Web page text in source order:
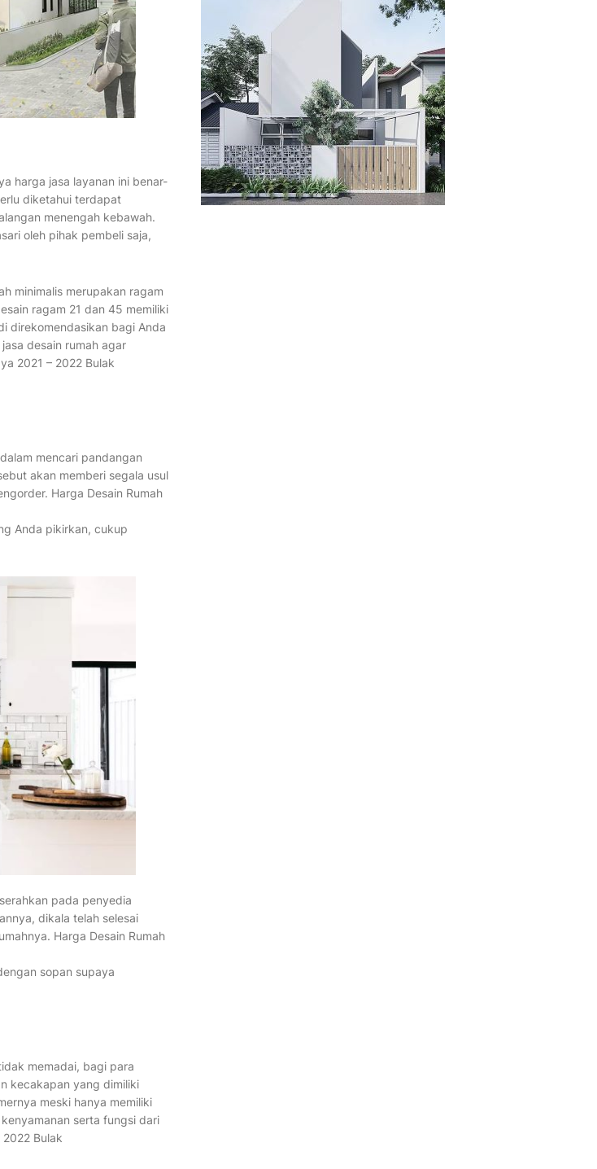
harga jasa layanan ini benar-
diketahui terdapat
menengah kebawah.
oleh pihak pembeli saja,
minimalis merupakan ragam
ragam 21 dan 45 memiliki
direkomendasikan bagi Anda
desain rumah agar
2021 – 2022 Bulak
mencari pandangan
akan memberi segala usul
Harga Desain Rumah
Anda pikirkan, cukup
pada penyedia
dikala telah selesai
Harga Desain Rumah
sopan supaya
memadai, bagi para
kecakapan yang dimiliki
meski hanya memiliki
serta fungsi dari
Bulak